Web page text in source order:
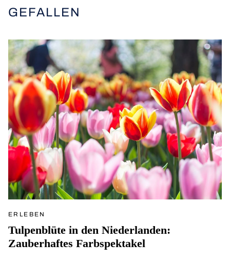
GEFALLEN
ERLEBEN
Tulpenblüte in den Niederlanden:
Zauberhaftes Farbspektakel